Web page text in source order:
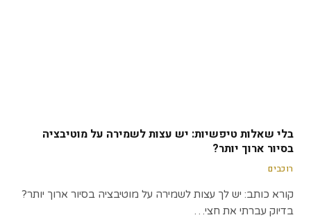
בלי שאלות טיפשיות: יש עצות לשמירה על מוטיבציה
בסיור ארוך יותר?
רוכבים
קורא כותב: יש לך עצות לשמירה על מוטיבציה בסיור ארוך יותר?
בדיוק עברתי את חצי…